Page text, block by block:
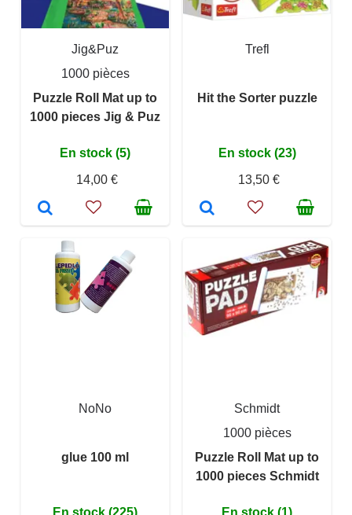
Jig&Puz
1000 pièces
Puzzle Roll Mat up to
1000 pieces Jig & Puz
En stock (5)
14,00 €
Trefl
Hit the Sorter puzzle
En stock (23)
13,50 €
NoNo
glue 100 ml
Schmidt
1000 pièces
Puzzle Roll Mat up to
1000 pieces Schmidt